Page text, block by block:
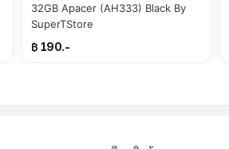
32GB Apacer (AH333) Black By
SuperTStore
฿ 190.-